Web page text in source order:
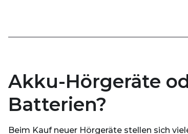
Akku-Hörgeräte
Batterien?
Beim Kauf neuer Hörgeräte stellen sich